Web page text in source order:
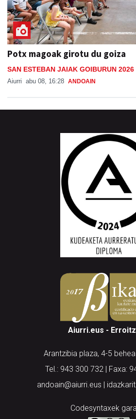
Potx magoak girotu du goiza
SAN ESTEBAN JAIAK GOIBURUN 2026
Aiurri abu 08, 16:28 ANDOAIN
Aiurri.eus - Erroitz
Arantzibia plaza, 4-5 behea
Tel.: 943 300 732 | Faxa:
andoain@aiurri.eus |
Codesyntaxek